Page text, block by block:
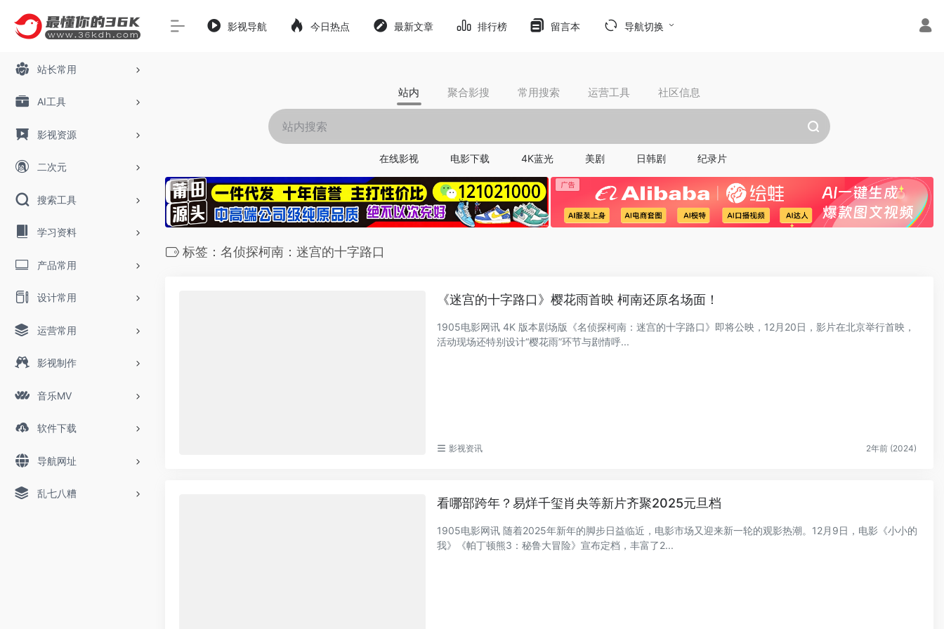
站长常用
AI工具
影视资源
二次元
搜索工具
学习资料
产品常用
设计常用
运营常用
影视制作
音乐MV
软件下载
导航网址
乱七八糟
影视导航 今日热点 最新文章 排行榜 留言本 导航切换
站内 聚合影搜 常用搜索 运营工具 社区信息
在线影视 电影下载 4K蓝光 美剧 日韩剧 纪录片
标签：名侦探柯南：迷宫的十字路口
《迷宫的十字路口》樱花雨首映 柯南还原名场面！
1905电影网讯 4K 版本剧场版《名侦探柯南：迷宫的十字路口》即将公映，12月20日，影片在北京举行首映，
活动现场还特别设计“樱花雨”环节与剧情呼...
影视资讯 2年前 (2024)
看哪部跨年？易烊千玺肖央等新片齐聚2025元旦档
1905电影网讯 随着2025年新年的脚步日益临近，电影市场又迎来新一轮的观影热潮。12月9日，电影《小小的
我》《帕丁顿熊3：秘鲁大冒险》宣布定档，丰富了2...